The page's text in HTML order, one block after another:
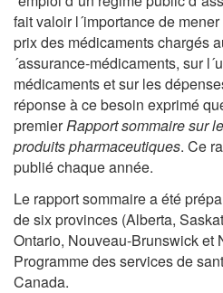
fait valoir l´importance de
prix des médicaments chargés
´assurance-médicaments, sur
médicaments et sur les
réponse à ce besoin exprimé
premierRapport sommaire sur
produits pharmaceutiques. Ce
publié chaque année.
Le rapport sommaire a été
de six provinces (Alberta,
Ontario, Nouveau-Brunswick et
Programme des services de
Canada.